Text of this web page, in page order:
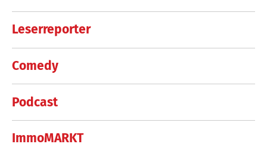
Leserreporter
Comedy
Podcast
ImmoMARKT